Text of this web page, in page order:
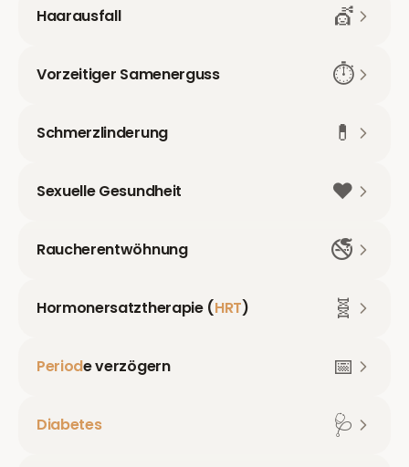
Haarausfall 💇
Vorzeitiger Samenerguss ⏱️
Schmerzlinderung 💊
Sexuelle Gesundheit ❤️
Raucherentwöhnung 🚭
Hormonersatztherapie (HRT) 🧬
Periode verzögern 📅
Diabetes 🩺